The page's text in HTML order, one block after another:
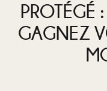
PROTÉGÉ
GAGNEZ